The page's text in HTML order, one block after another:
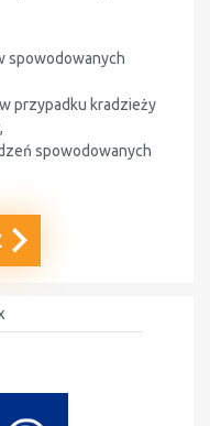
spowodowanych
przypadku kradzieży
spowodowanych